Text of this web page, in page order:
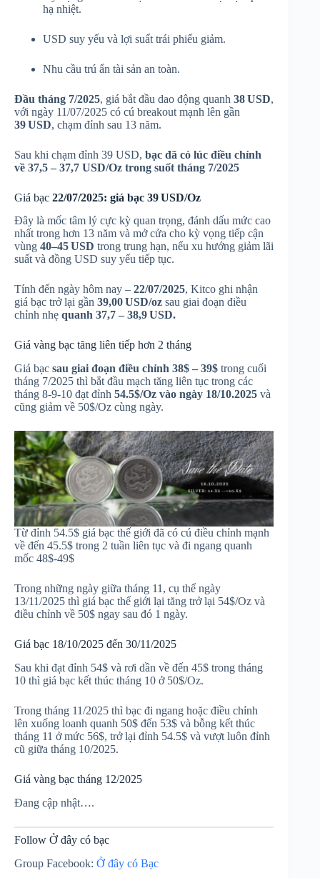
hạ nhiệt.
USD suy yếu và lợi suất trái phiếu giảm.
Nhu cầu trú ẩn tài sản an toàn.
Đầu tháng 7/2025, giá bắt đầu dao động quanh 38 USD,
với ngày 11/07/2025 có cú breakout mạnh lên gần
39 USD, chạm đỉnh sau 13 năm.
Sau khi chạm đỉnh 39 USD, bạc đã có lúc điều chỉnh
về 37,5 – 37,7 USD/Oz trong suốt tháng 7/2025
Giá bạc 22/07/2025: giá bạc 39 USD/Oz
Đây là mốc tâm lý cực kỳ quan trọng, đánh dấu mức cao
nhất trong hơn 13 năm và mở cửa cho kỳ vọng tiếp cận
vùng 40–45 USD trong trung hạn, nếu xu hướng giảm lãi
suất và đồng USD suy yếu tiếp tục.
Tính đến ngày hôm nay – 22/07/2025, Kitco ghi nhận
giá bạc trở lại gần 39,00 USD/oz sau giai đoạn điều
chỉnh nhẹ quanh 37,7 – 38,9 USD.
Giá vàng bạc tăng liên tiếp hơn 2 tháng
Giá bạc sau giai đoạn điều chỉnh 38$ – 39$ trong cuối
tháng 7/2025 thì bắt đầu mạch tăng liên tục trong các
tháng 8-9-10 đạt đỉnh 54.5$/Oz vào ngày 18/10.2025 và
cũng giảm về 50$/Oz cùng ngày.
Từ đỉnh 54.5$ giá bạc thế giới đã có cú điều chỉnh mạnh
về đến 45.5$ trong 2 tuần liên tục và đi ngang quanh
mốc 48$-49$
Trong những ngày giữa tháng 11, cụ thể ngày
13/11/2025 thì giá bạc thế giới lại tăng trở lại 54$/Oz và
điều chỉnh về 50$ ngay sau đó 1 ngày.
Giá bạc 18/10/2025 đến 30/11/2025
Sau khi đạt đỉnh 54$ và rơi dần về đến 45$ trong tháng
10 thì giá bạc kết thúc tháng 10 ở 50$/Oz.
Trong tháng 11/2025 thì bạc đi ngang hoặc điều chỉnh
lên xuống loanh quanh 50$ đến 53$ và bỗng kết thúc
tháng 11 ở mức 56$, trở lại đỉnh 54.5$ và vượt luôn đỉnh
cũ giữa tháng 10/2025.
Giá vàng bạc tháng 12/2025
Đang cập nhật….
Follow Ở đây có bạc
Group Facebook: Ở đây có Bạc